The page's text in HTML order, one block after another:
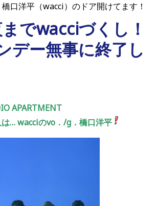
橋口洋平（wacci）のドア開けてます！
でwacciづくし！
デー無事に終了し
APARTMENT
… wacciのvo．/g．橋口洋平